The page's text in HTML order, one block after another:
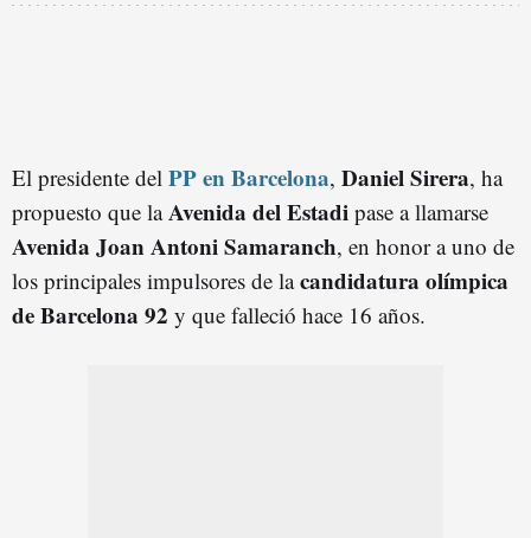
El presidente del PP en Barcelona, Daniel Sirera, ha
propuesto que laAvenida del Estadi pase a llamarse
Avenida Joan Antoni Samaranch, en honor a uno de
los principales impulsores de lacandidatura olímpica
de Barcelona 92 y que falleció hace 16 años.